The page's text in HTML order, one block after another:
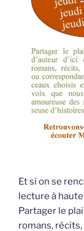
Et si on se
lecture à
Partager le
romans,